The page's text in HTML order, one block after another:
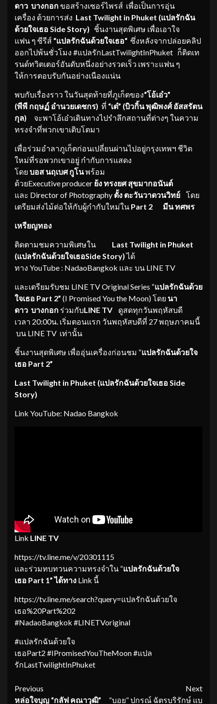
ดาว บางกอกขอสร้างเซอร์ไพรส์ เพื่อเป็นการอุ่น
เครื่อง ด้วยการส่ง Last Twilight in Phuket (แปลรักฉัน
ด้วยใจเธอ Side Story) ชิ้นงานสุดพิเศษ เพื่อเอาใจ
แฟน ๆ ซีรีส์ “แปลรักฉันด้วยใจเธอ“ ซึ่งหลังจากปล่อยคลิป
ออกไปพ้นชั่วโมง #แปลรักLastTwilightInPhuket ก็ติดเท
รนด์ทวิตเตอร์อันดับหนึ่งอย่างรวดเร็ว เพราะแฟน ๆ
ให้การตอบรับกันอย่างเนืองแน่น
พบกับเรื่องราว ในวันสุดท้ายที่ภูเก็ตของ“โอ้เอ๋ว”
(พีพี กฤษฏ์ อำนวยเดชกร) ที่ “เต” (บิวกิ้นพุฒิพงศ์อัสสรัตน
กุล) จะพาโอ้เอ๋วเดินทางไปรำลึกสถานที่ต่างๆ ในความ
ทรงจำที่พวกเขาเติบโตมา
เพื่อร่วมอำลาภูเก็ตก่อนเปลี่ยนผ่านไปอยู่กรุงเทพฯ ชีวิต
ใหม่ที่รอพวกเขาอยู่ กำกับการแสดง
โดย บอส นฤเบศ กูโนพร้อม
ด้วยExecutive producer ย้งทรงยศ สุขมากอนันต์
และ Director of Photography ตั้ง ตะวันวาดวนวิทย์ โดย
เตรียมส่งไม้ต่อให้กับผู้กำกับใหม่ใน Part 2 มีนทศพร
เหรียญทอง
ติดตามชมความพิเศษใน Last Twilight in Phuket
(แปลรักฉันด้วยใจเธอSide Story)ได้
ทาง YouTube : NadaoBangkok และ บน LINE TV
และเตรียมรับชม LINE TV Original Series “แปลรักฉันด้วย
ใจเธอ Part 2” (I Promised You the Moon)โดย นา
ดาว บางกอก ร่วมกับLINE TVดูสดทุกวันพฤหัสบดี
เวลา 20:00น. เริ่มตอนแรก วันพฤหัสบดีที่ 27 พฤษภาคมนี้
บน LINE TV เท่านั้น
ชิ้นงานสุดพิเศษ เพื่ออุ่นเครื่องก่อนชม “แปลรักฉันด้วยใจ
เธอ Part 2”
Last Twilight in Phuket (แปลรักฉันด้วยใจเธอ Side
Story)
Link YouTube: Nadao Bangkok
Link LINE TV
https://tv.line.me/v/20301115
และร่วมทบทวนความทรงจำใน “แปลรักฉันด้วยใจ
เธอ Part 1”ได้ทาง Link นี้
https://tv.line.me/search?query=แปลรักฉันด้วยใจ
เธอ%20Part%202
#NadaoBangkok #LINETVoriginal
#แปลรักฉันด้วยใจ
เธอPart2 #IPromisedYouTheMoon #แปล
รักLastTwilightInPhuket
Continue
Previous
หล่อใจบุญ “กลัฟ คณาวุฒิ”
Next
“บอย” ปกรณ์ ฉัตรบริรักษ์ แบ